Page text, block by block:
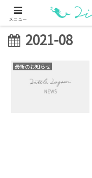
2021-08
最新のお知らせ
メニュー